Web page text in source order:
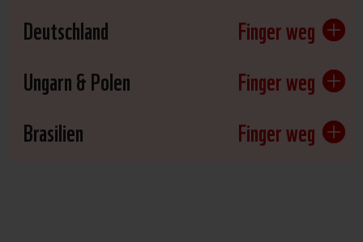
Deutschland
Finger weg
Ungarn & Polen
Finger weg
Brasilien
Finger weg